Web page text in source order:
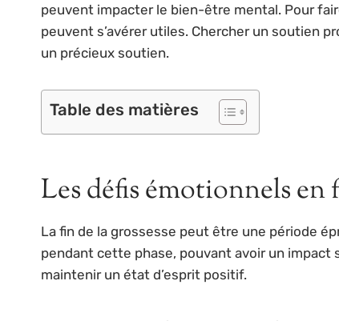
peuvent impacter le bien-être mental. Pour
peuvent s’avérer utiles. Chercher un soutien
un précieux soutien.
Table des matières
Les défis émotionnels en
La fin de la grossesse peut être une période
pendant cette phase, pouvant avoir un
maintenir un état d’esprit positif.